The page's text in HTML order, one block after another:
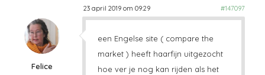
23 april 2019 om 09:29 #147097
Felice
een Engelse site ( compare the
market ) heeft haarfijn uitgezocht
hoe ver je nog kan rijden als het